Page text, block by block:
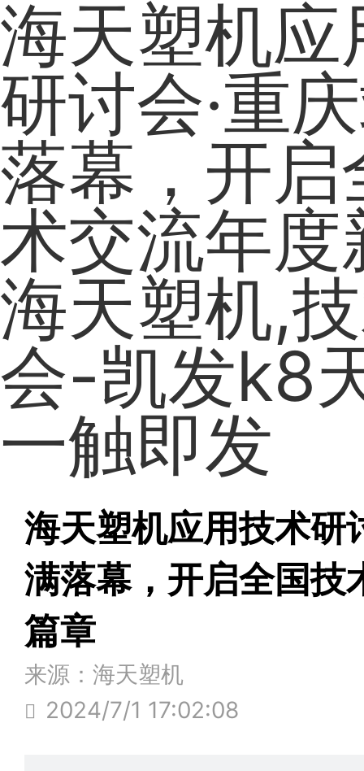
海天塑机应
研讨会·重
落幕，开启
术交流年度
海天塑机,
会-凯发k8
一触即发
海天塑机应用技术研
满落幕，开启全国技
篇章
来源：海天塑机
2024/7/1 17:02:08